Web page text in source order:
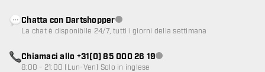
Chatta con DartshopperServizio clienti non disponibile
La chat è disponibile 24/7, tutti i giorni della settimana
Chiamaci allo +31(0) 85 000 26 19Servizio clienti non disponibile
8:00 - 21:00 (Lun-Ven) Solo in inglese